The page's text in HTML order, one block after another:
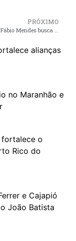
PRÓXIMO
Vice-prefeito Fábio Mendes busca mais ações do Governo do Estado para Pedro do Rosário junto ao Vice-governador, Carlos Brandão
alianças
no Maranhão e
fortalece o
Rico do
e Cajapió
João Batista